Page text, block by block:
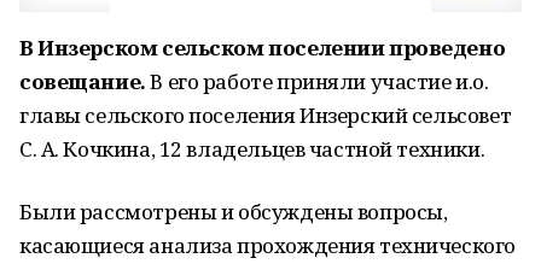
В Инзерском сельском поселении проведено
совещание.В его работе приняли участие и.о.
главы сельского поселения Инзерский сельсовет
С. А. Кочкина, 12 владельцев частной техники.
Были рассмотрены и обсуждены вопросы,
касающиеся анализа прохождения технического